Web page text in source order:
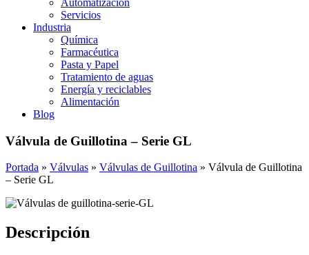
Automatización
Servicios
Industria
Química
Farmacéutica
Pasta y Papel
Tratamiento de aguas
Energía y reciclables
Alimentación
Blog
Válvula de Guillotina – Serie GL
Portada » Válvulas » Válvulas de Guillotina » Válvula de Guillotina
– Serie GL
Descripción